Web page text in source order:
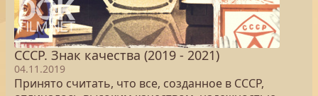
СССР. Знак качества (2019 - 2021)
04.11.2019
Принято считать, что все, созданное в СССР,